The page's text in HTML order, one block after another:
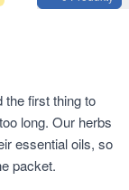
the first thing to
long. Our herbs
essential oils, so
packet.